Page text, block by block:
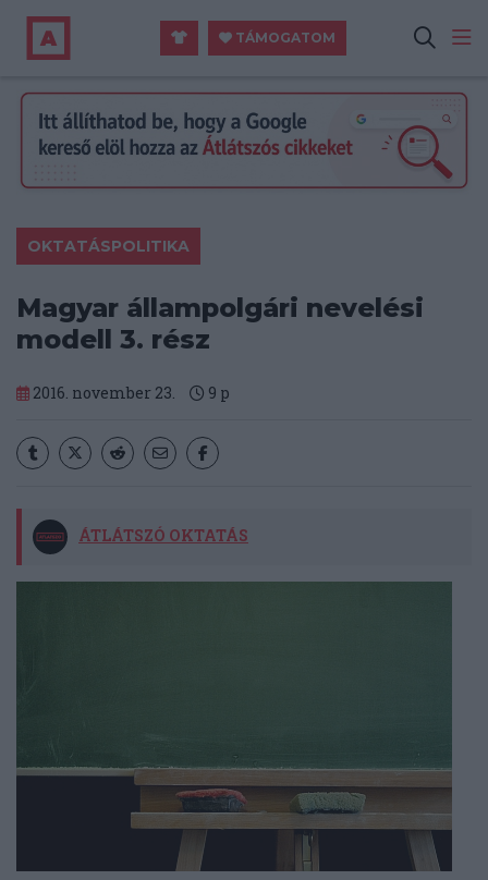
TÁMOGATOM
OKTATÁSPOLITIKA
Magyar állampolgári nevelési
modell 3. rész
2016. november 23. 9 p
ÁTLÁTSZÓ OKTATÁS